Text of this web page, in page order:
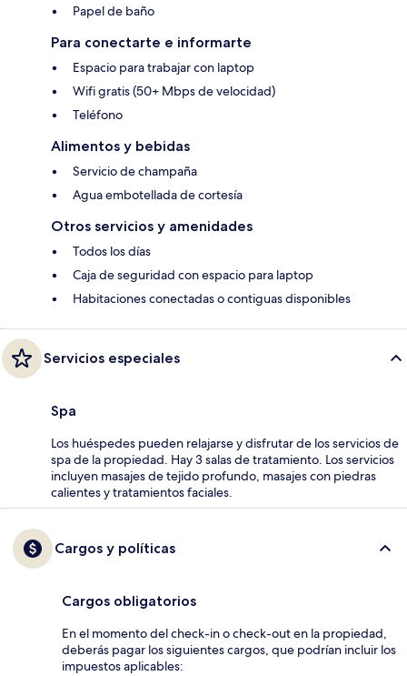
Papel de baño
Para conectarte e informarte
Espacio para trabajar con laptop
Wifi gratis (50+ Mbps de velocidad)
Teléfono
Alimentos y bebidas
Servicio de champaña
Agua embotellada de cortesía
Otros servicios y amenidades
Todos los días
Caja de seguridad con espacio para laptop
Habitaciones conectadas o contiguas disponibles
Servicios especiales
Spa
Los huéspedes pueden relajarse y disfrutar de los servicios de
spa de la propiedad. Hay 3 salas de tratamiento. Los servicios
incluyen masajes de tejido profundo, masajes con piedras
calientes y tratamientos faciales.
Cargos y políticas
Cargos obligatorios
En el momento del check-in o check-out en la propiedad,
deberás pagar los siguientes cargos, que podrían incluir los
impuestos aplicables: